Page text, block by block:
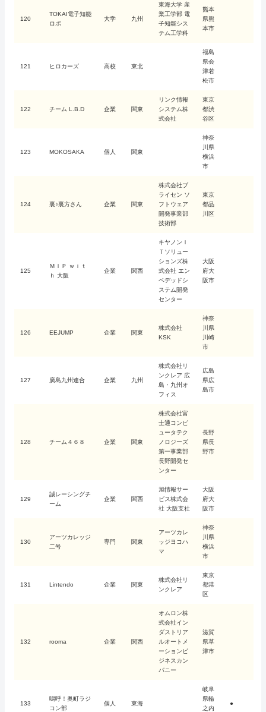
120
TOKAI電子知能
ロボ
大学 九州
東海大学 産
業工学部 電
子知能シス
テム工学科
熊本
県熊
本市
121 ヒロカーズ 高校 東北
福島
県会
津若
松市
122 チーム L.B.D 企業 関東
リンク情報
システム株
式会社
東京
都渋
谷区
123 MOKOSAKA 個人 関東
神奈
川県
横浜
市
124 裏♪裏方さん 企業 関東
株式会社ブ
ライセン ソ
フトウェア
開発事業部
技術部
東京
都品
川区
125
ＭＩＰ ｗｉｔ
ｈ 大阪
企業 関西
キヤノンＩ
Ｔソリュー
ションズ株
式会社 エン
ベデッドシ
ステム開発
センター
大阪
府大
阪市
126 EEJUMP 企業 関東
株式会社
KSK
神奈
川県
川崎
市
127 廣島九州連合 企業 九州
株式会社リ
ンクレア 広
島・九州オ
フィス
広島
県広
島市
128 チーム４６８ 企業 関東
株式会社富
士通コンピ
ュータテク
ノロジーズ
第一事業部
長野開発セ
ンター
長野
県長
野市
129
誠レーシングチ
ーム
企業 関西
旭情報サー
ビス株式会
社 大阪支社
大阪
府大
阪市
130
アーツカレッジ
二号
専門 関東
アーツカレ
ッジヨコハ
マ
神奈
川県
横浜
市
131 Lintendo 企業 関東
株式会社リ
ンクレア
東京
都港
区
132 rooma 企業 関西
オムロン株
式会社イン
ダストリア
ルオートメ
ーションビ
ジネスカン
パニー
滋賀
県草
津市
133
嗚呼！奥町ラジ
コン部
個人 東海
岐阜
県輪
之内
●